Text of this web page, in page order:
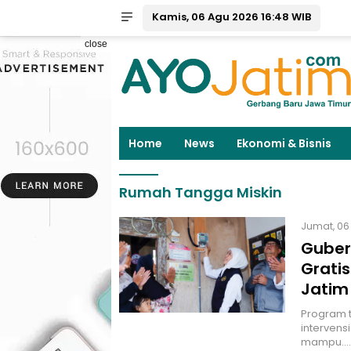
Kamis, 06 Agu 2026 16:48 WIB
close
Home News Ekonomi & Bisnis
Rumah Tangga Miskin
Jumat, 06
Jatim
Program
mampu.…